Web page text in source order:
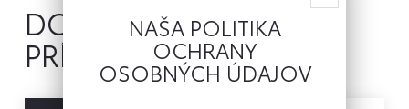
DOSTUPNÉ
PRÍSLUŠENSTVO
NAŠA POLITIKA
OCHRANY
OSOBNÝCH ÚDAJOV